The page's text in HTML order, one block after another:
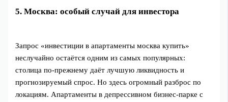
5. Москва: особый случай для инвестора
Запрос «инвестиции в апартаменты москва купить»
неслучайно остаётся одним из самых популярных:
столица по‑прежнему даёт лучшую ликвидность и
прогнозируемый спрос. Но здесь огромный разброс по
локациям. Апартаменты в депрессивном бизнес‑парке с